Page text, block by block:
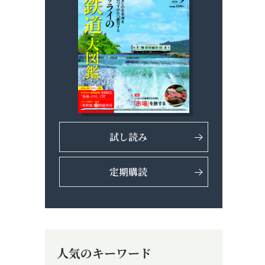
試し読み
定期購読
人気のキーワード